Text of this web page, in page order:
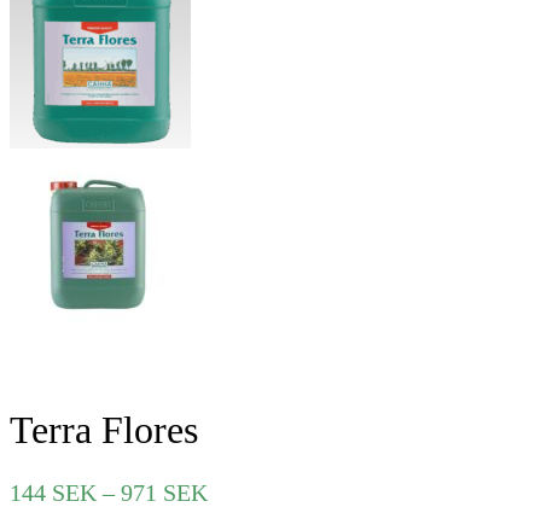
Terra Flores
144 SEK – 971 SEK